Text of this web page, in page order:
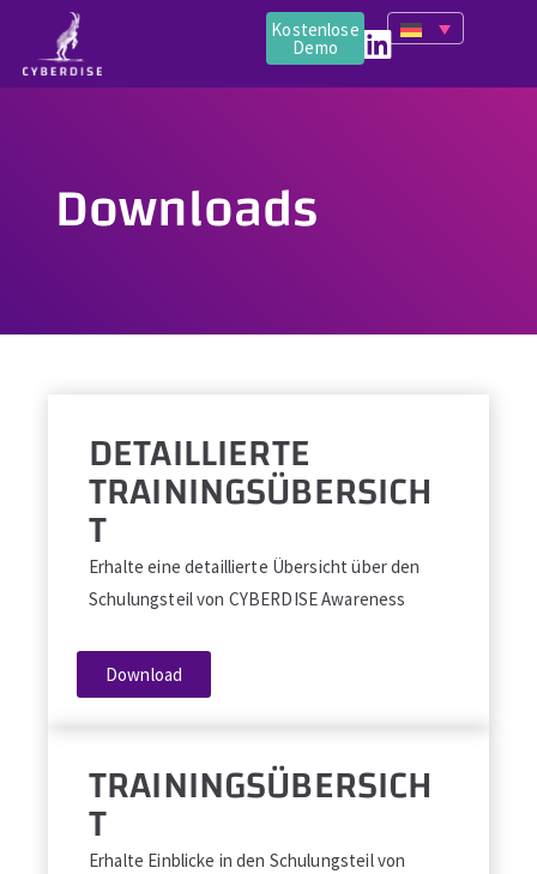
Kostenlose
Demo
Downloads
TRAININGSÜBERSICH
T
Erhalte Einblicke in den Schulungsteil von
DETAILLIERTE
TRAININGSÜBERSICH
T
Erhalte eine detaillierte Übersicht über den
Schulungsteil von CYBERDISE Awareness
Download